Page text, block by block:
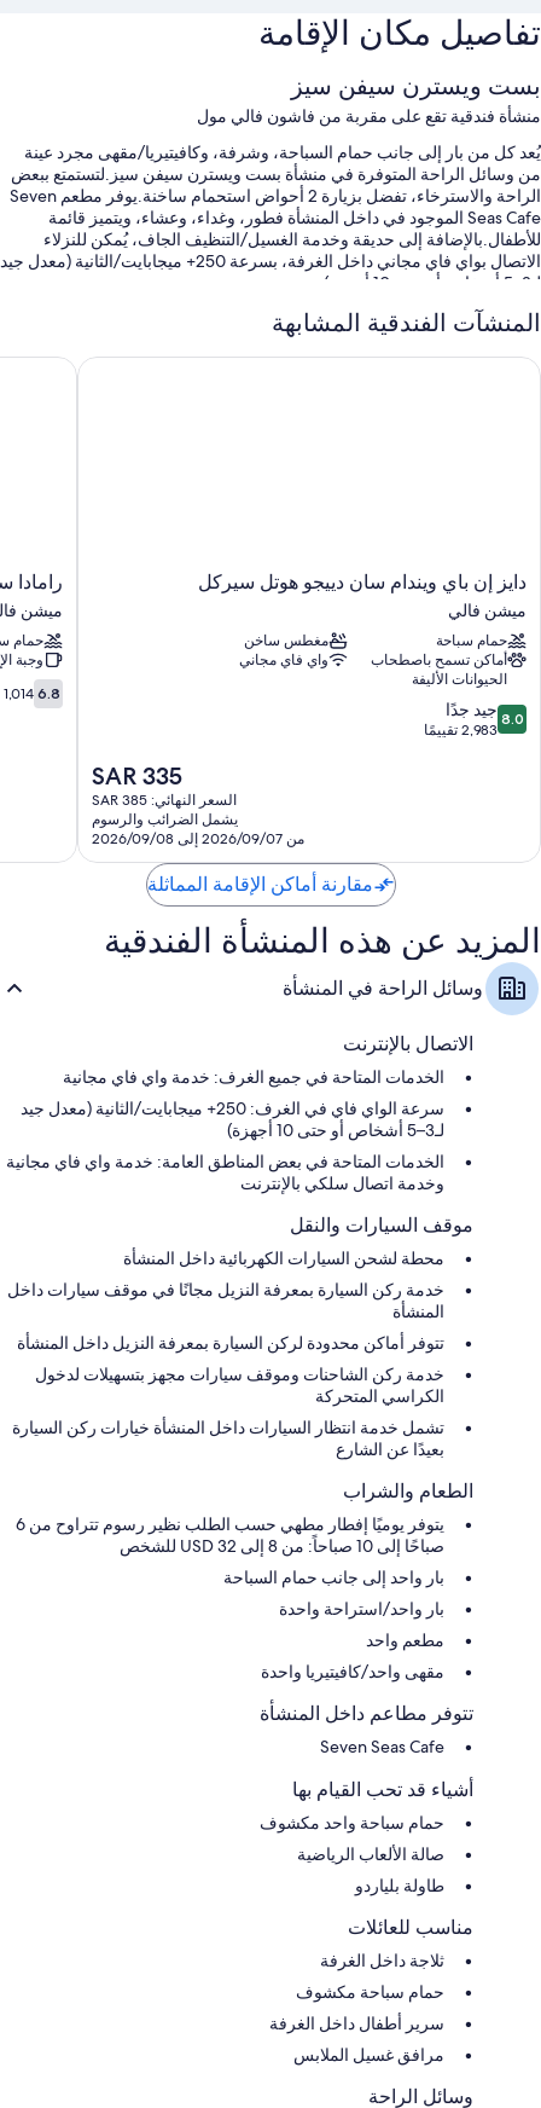
تفاصيل مكان الإقامة
بست ويسترن سيفن سيز
منشأة فندقية تقع على مقربة من فاشون فالي مول
يُعد كل من بار إلى جانب حمام السباحة، وشرفة، وكافيتيريا/مقهى مجرد عينة
من وسائل الراحة المتوفرة في منشأة بست ويسترن سيفن سيز.لتستمتع ببعض
الراحة والاسترخاء، تفضل بزيارة 2 أحواض استحمام ساخنة.يوفر مطعم Seven
Seas Cafe الموجود في داخل المنشأة فطور، وغداء، وعشاء، ويتميز قائمة
للأطفال.بالإضافة إلى حديقة وخدمة الغسيل/التنظيف الجاف، يُمكن للنزلاء
الاتصال بواي فاي مجاني داخل الغرفة، بسرعة 250+ ميجابايت/الثانية (معدل جيد
لـ3–5 أشخاص أو حتى 10 أجهزة).
ستستمتع أيضًا بامتيازات مثل:
حمام سباحة مكشوف
سمات الغرفة
تقدم جميع الغرف الـ 307 وسائل راحة مثل تكييف، إلى جانب وسائل راحة مثل
إنترنت لاسلكي مجاناً. تُشير تقييمات النزلاء إلى رضائهم عن نظافة غرف النزلاء
في المنشأة الفندقية.
تشمل اللوازم المتوفرة في جميع الغرفة الأخرى:
تدوير المخلفات، ومصابيح إضاءة LED، ومواد تنظيف صديقة للبيئة
تلفزيونات بشاشة مسطحة 50-بوصة مزودة ببرامج وأفلام نتفليكس،
ثلاجات، وأسرّة أطفال مجانية، وخدمة تنظيف الغرف يوميًا
المنشآت الفندقية المشابهة
دايز
باي
ويندام
سان
دييجو
هوتل
سيركل
دايز إن باي ويندام سان دييجو هوتل سيركل
ميشن فالي
حمام سباحة
مغطس ساخن
أماكن تسمح باصطحاب
الحيوانات الأليفة
واي فاي مجاني
8.0
من
8.0 جيد جدًا
2,983 تقييمًا
السعر
الحالي
هو
SAR
335
SAR 335
السعر النهائي: SAR 385
يشمل الضرائب والرسوم
من 2026/09/07 إلى 2026/09/08
دايز إن باي ويندام سان دييجو هوتل سيركل
رامادا
سويتس
باي
ويندام
سان
دييجو/
هوتل
رامادا
ميشن
حمام
وجبة
6.8
من
6.8 1,014 تقييمًا
رامادا
مقارنة أماكن الإقامة المماثلة
المزيد عن هذه المنشأة الفندقية
وسائل الراحة في المنشأة
الاتصال بالإنترنت
الخدمات المتاحة في جميع الغرف: خدمة واي فاي مجانية
سرعة الواي فاي في الغرف: 250+ ميجابايت/الثانية (معدل جيد
لـ3–5 أشخاص أو حتى 10 أجهزة)
الخدمات المتاحة في بعض المناطق العامة: خدمة واي فاي مجانية
وخدمة اتصال سلكي بالإنترنت
موقف السيارات والنقل
محطة لشحن السيارات الكهربائية داخل المنشأة
خدمة ركن السيارة بمعرفة النزيل مجانًا في موقف سيارات داخل
المنشأة
تتوفر أماكن محدودة لركن السيارة بمعرفة النزيل داخل المنشأة
خدمة ركن الشاحنات وموقف سيارات مجهز بتسهيلات لدخول
الكراسي المتحركة
تشمل خدمة انتظار السيارات داخل المنشأة خيارات ركن السيارة
بعيدًا عن الشارع
الطعام والشراب
يتوفر يوميًا إفطار مطهي حسب الطلب نظير رسوم تتراوح من 6
صباحًا إلى 10 صباحاً: من 8 إلى 32 USD للشخص
بار واحد إلى جانب حمام السباحة
بار واحد/استراحة واحدة
مطعم واحد
مقهى واحد/كافيتيريا واحدة
تتوفر مطاعم داخل المنشأة
Seven Seas Cafe
أشياء قد تحب القيام بها
حمام سباحة واحد مكشوف
صالة الألعاب الرياضية
طاولة بلياردو
مناسب للعائلات
ثلاجة داخل الغرفة
حمام سباحة مكشوف
سرير أطفال داخل الغرفة
مرافق غسيل الملابس
وسائل الراحة